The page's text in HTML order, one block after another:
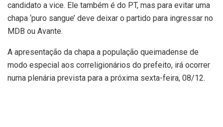
candidato a vice. Ele também é do PT, mas para evitar uma
chapa ‘puro sangue’ deve deixar o partido para ingressar no
MDB ou Avante.
A apresentação da chapa a população queimadense de
modo especial aos correligionários do prefeito, irá ocorrer
numa plenária prevista para a próxima sexta-feira, 08/12.